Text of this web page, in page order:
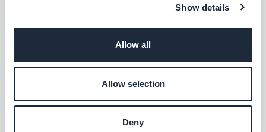
Show details
Allow all
Allow selection
Deny
entscheidend, um den Verkehr innerhalb
Ihrer App zu lenken. Deshalb bietet
GoodBarber verschiedene Designs an, die
jeweils aus anpassbaren
Designelementen (Farben, Symbol, Titel)
bestehen, um ein Menü für den
Startbildschirm zu erstellen, das Ihren